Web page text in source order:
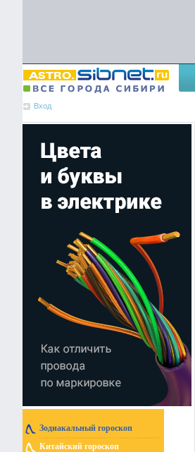
Вход
Зодиакальный гороскоп
Китайский гороскоп